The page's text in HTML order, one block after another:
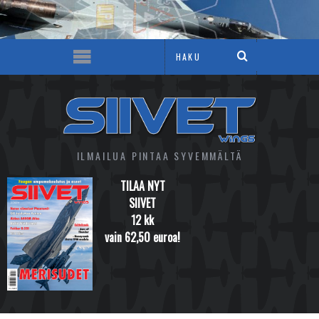
ILMAILUA PINTAA SYVEMMÄLTÄ
TILAA NYT
SIIVET
12 kk
vain 62,50 euroa!